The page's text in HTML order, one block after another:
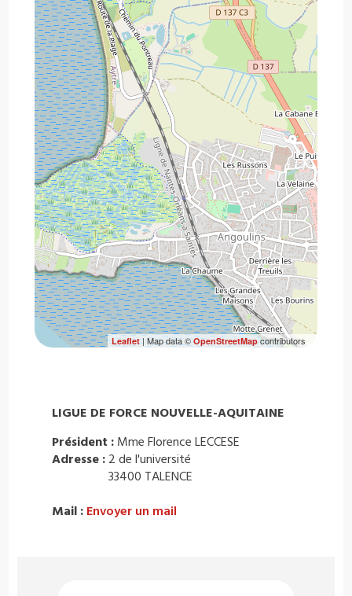
Leaflet| Map data ©OpenStreetMapcontributors
LIGUE DE FORCE NOUVELLE-AQUITAINE
Président : Mme Florence LECCESE
Adresse : 2 de l'université
33400 TALENCE
Mail : Envoyer un mail